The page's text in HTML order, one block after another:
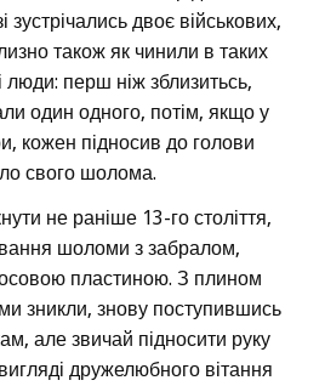
двоє військових,
також як чинили в таких
люди: перш ніж зблизитьсь,
один одного, потім, якщо у
кожен підносив до голови
свого шолома.
не раніше 13-го століття,
шоломи з забралом,
пластиною. З плином
зникли, знову поступившись
але звичай підносити руку
дружелюбного вітання